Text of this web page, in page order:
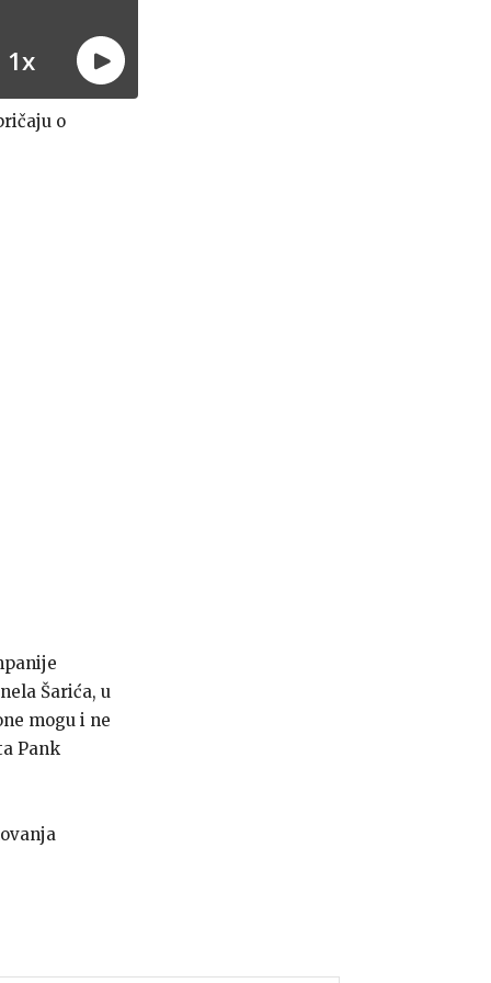
o
Šarića, u
mogu i ne
Pank